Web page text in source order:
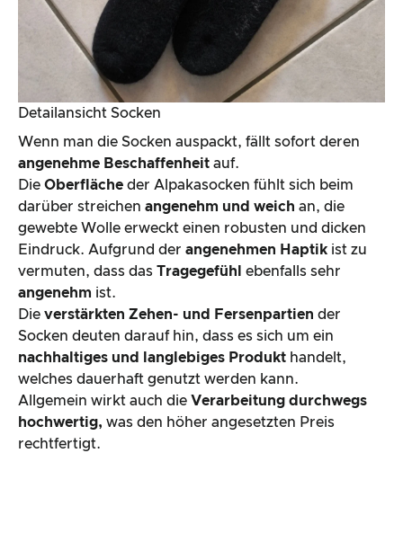
Detailansicht Socken
Wenn man die Socken auspackt, fällt sofort deren
angenehme Beschaffenheit auf.
Die Oberfläche der Alpakasocken fühlt sich beim
darüber streichen angenehm und weich an, die
gewebte Wolle erweckt einen robusten und dicken
Eindruck. Aufgrund der angenehmen Haptik ist zu
vermuten, dass das Tragegefühl
ebenfalls sehr
angenehm ist.
Die verstärkten Zehen- und Fersenpartien der
Socken deuten darauf hin, dass es sich um ein
nachhaltiges und langlebiges Produkt handelt,
welches dauerhaft genutzt werden kann.
Allgemein wirkt auch die Verarbeitung durchwegs
hochwertig, was den höher angesetzten Preis
rechtfertigt.